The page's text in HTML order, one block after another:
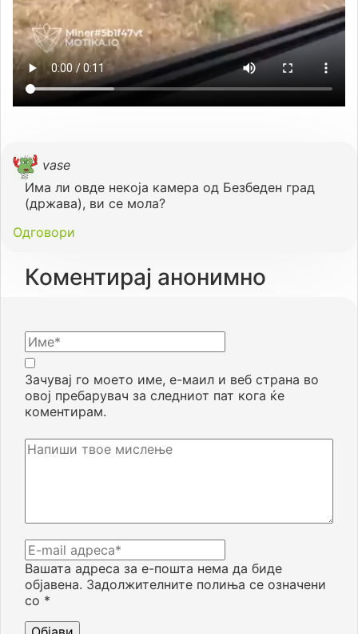
vase
Има ли овде некоја камера од Безбеден град
(држава), ви се мола?
Одговори
Коментирај анонимно
Вашата адреса за е-пошта нема да биде
објавена. Задолжителните полиња се означени
со *
Зачувај го моето име, е-маил и веб страна во
овој пребарувач за следниот пат кога ќе
коментирам.